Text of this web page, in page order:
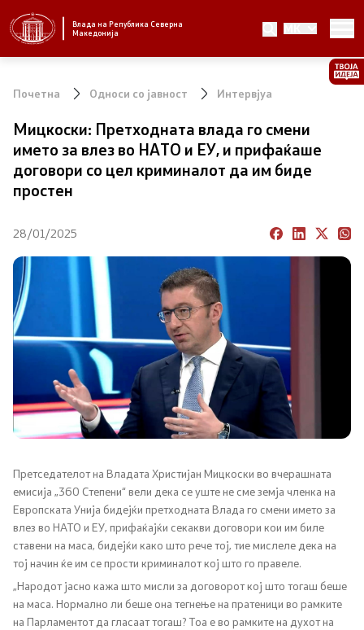
Влада на Република Северна
Македонија
MK
Стратешки приоритети и програма
Завршени планови
Стратешки план на Генералниот секретаријат
Национални стратегии
Влада
Претседател на Владата
Канцеларија на Претседателот на Владата
Заменици на Претседателот на Владата
Министерства
СОЗР
Органи во состав
Почетна Односи со јавност Интервјуа
Мицкоски: Претходната влада го смени
името за влез во НАТО и ЕУ, и прифаќаше
договори со цел криминалот да им биде
простен
28/01/2025
Претседателот на Владата Христијан Мицкоски во вчерашната
емисија „360 Степени“ вели дека се уште не сме земја членка на
Европската Унија бидејќи претходната Влада го смени името за
влез во НАТО и ЕУ, прифаќајќи секакви договори кои им биле
ставени на маса, бидејќи како што рече тој, тие мислеле дека на
тој начин ќе им се прости криминалот кој што го правеле.
„Народот јасно кажа што мисли за договорот кој што тогаш беше
на маса. Нормално ли беше она тегнење на пратеници во рамките
на Парламентот да гласаат тогаш? Тоа е во рамките на духот на